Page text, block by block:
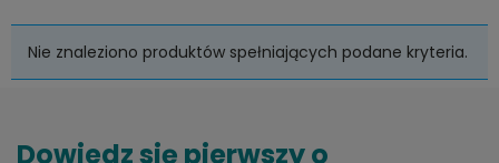
Nie znaleziono produktów spełniających podane kryteria.
Dowiedz się pierwszy o